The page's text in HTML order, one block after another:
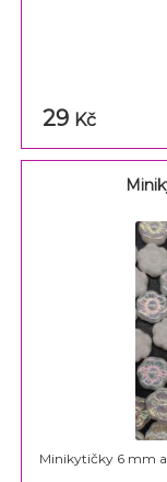
29 Kč
Minikytičky 6 mm